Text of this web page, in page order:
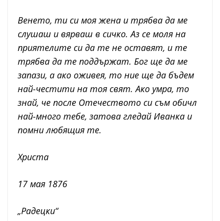
Венето, ти си моя жена и трябва да ме
слушаш и вярваш в сичко. Аз се моля на
приятелите си да те не оставят, и те
трябва да те поддържат. Бог ще да ме
запази, а ако оживея, то ние ще да бъдем
най-честити на тоя свят. Ако умра, то
знай, че после Отечеството си съм обичл
най-много тебе, затова гледай Иванка и
помни любящия те.
Христа
17 мая 1876
„Радецки“